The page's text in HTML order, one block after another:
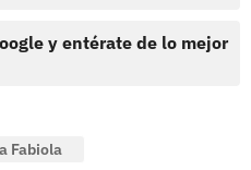
y entérate de lo mejor
Fabiola